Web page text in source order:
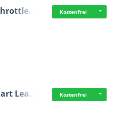
Kostenfrei
Lea… Kostenfrei